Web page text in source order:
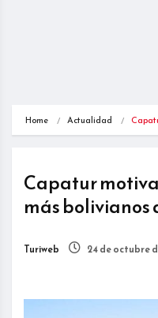
Home Actualidad
Capatur
más bolivianos
Turiweb 24 de octubre